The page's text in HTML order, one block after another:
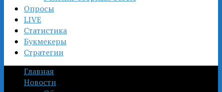
Опросы
LIVE
Статистика
Букмекеры
Стратегии
Главная
Новости